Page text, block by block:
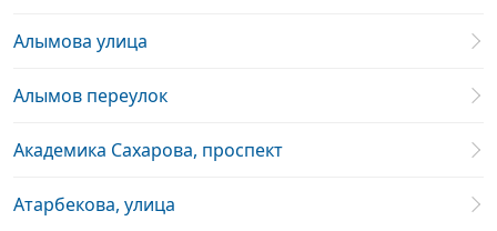
Алымова улица
Алымов переулок
Академика Сахарова, проспект
Атарбекова, улица